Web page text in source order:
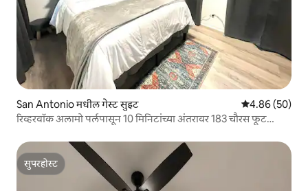
San Antonio मधील गेस्ट सुइट 5 पैकी 4.86
4.86 (50)
रिव्हरवॉक अलामो पर्लपासून 10 मिनिटांच्या अंतरावर 183 चौरस फूट
सुपरहोस्ट
सुपरहोस्ट